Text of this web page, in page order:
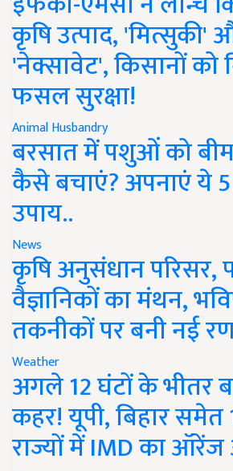
कृषि उत्पाद, 'मित्सुकी'
'नेक्सावेट', किसानों को
फसल सुरक्षा!
Animal Husbandry
बरसात में पशुओं को
कैसे बचाएं? अपनाएं ये
उपाय..
News
कृषि अनुसंधान परिसर,
वैज्ञानिकों का मंथन,
तकनीकों पर बनी नई
Weather
अगले 12 घंटों के भीतर
कहर! यूपी, बिहार समेत
राज्यों में IMD का ऑरेंज